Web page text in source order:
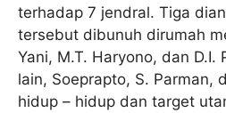
terhadap 7 jendral. Tiga
tersebut dibunuh dirumah
Yani, M.T. Haryono, dan
lain, Soeprapto, S. Parman,
hidup – hidup dan target